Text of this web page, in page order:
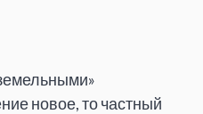
новое, то частный